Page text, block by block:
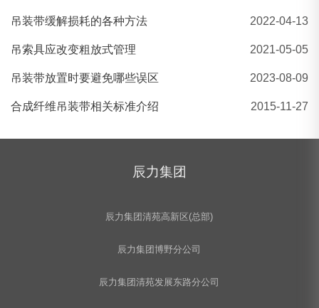
3吨柔性吊带
吊装带缓解损耗的各种方法 2022-04-13
吊索具应改变粗放式管理 2021-05-05
吊装带放置时要避免哪些误区 2023-08-09
合成纤维吊装带相关标准介绍 2015-11-27
辰力集团
辰力集团清苑高新区(总部)
辰力集团博野分公司
辰力集团清苑发展东路分公司